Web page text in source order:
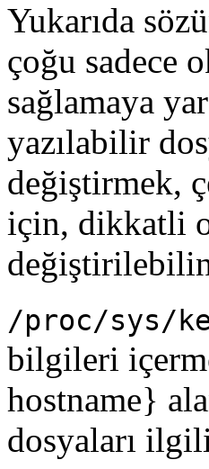
Yukarıda
çoğu sadece
sağlamaya
yazılabilir
değiştirmek,
için, dikkatli
/proc/sys/
bilgileri
hostname}
dosyaları